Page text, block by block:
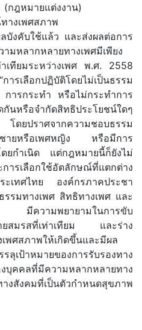
(กฎหมายแต่งงาน)
างเพศสภาพ
งคับใช้แล้ว และส่งผลต่อการ
มหลากหลายทางเพศมีเพียง
เทียมระหว่างเพศ พ.ศ. 2558
รเลือกปฏิบัติโดยไม่เป็นธรรม
การกระทํา หรือไม่กระทําการ
หรือจำกัดสิทธิประโยชน์ใดๆ
ดยปราศจากความชอบธรรม
ศชายหรือเพศหญิง หรือมีการ
ดยกำเนิด แต่กฎหมายนี้ก็ยังไม่
ารเลือกใช้อัตลักษณ์ที่แตกต่าง
ะเทศไทย องค์กรภาคประชา
รมทางเพศ สิทธิทางเพศ และ
ง มีความพยายามในการขับ
ายสมรสที่เท่าเทียม และร่าง
พศสภาพให้เกิดขึ้นและมีผล
เป้าหมายของการรับรองทาง
คคลที่มีความหลากหลายทาง
สังคมที่เป็นตัวกำหนดสุขภาพ